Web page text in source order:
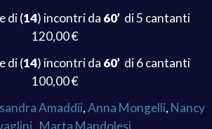
ANIMAZIONE MUSICALE
CONTATTI / KONTAKT
CARTA DELLA QUALITÀ
BLUSPACE
ATTIVITÀ ORDINARIA
LO STUDIOBLU
di (14) incontri da 60’ di 5 cantanti
120,00 €
di (14) incontri da 60’ di 6 cantanti
100,00 €
Amaddii,Anna Mongelli, Nancy
, Marta Mandolesi